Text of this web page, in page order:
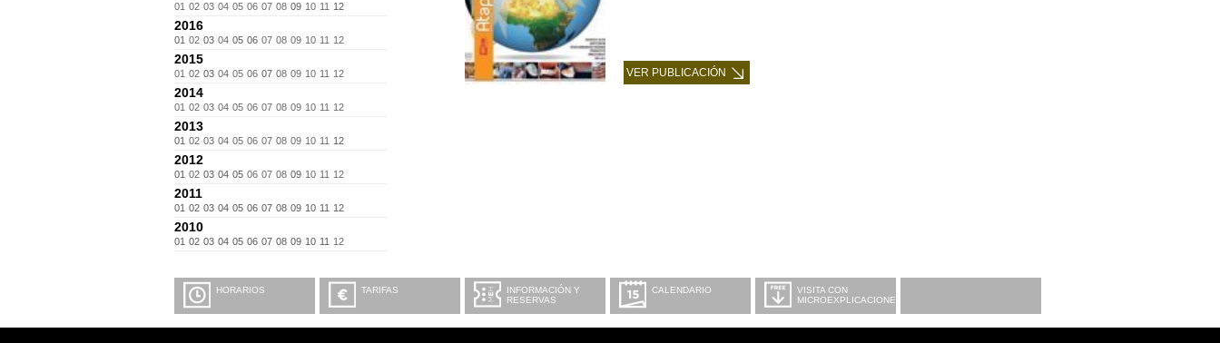
01 02 03 04 05 06 07 08 09 10 11 12
2016
01 02 03 04 05 06 07 08 09 10 11 12
2015
01 02 03 04 05 06 07 08 09 10 11 12
2014
01 02 03 04 05 06 07 08 09 10 11 12
2013
01 02 03 04 05 06 07 08 09 10 11 12
2012
01 02 03 04 05 06 07 08 09 10 11 12
2011
01 02 03 04 05 06 07 08 09 10 11 12
2010
01 02 03 04 05 06 07 08 09 10 11 12
VER PUBLICACIÓN
HORARIOS TARIFAS
INFORMACIÓN Y
RESERVAS
CALENDARIO
VISITA CON
MICROEXPLICACIONES